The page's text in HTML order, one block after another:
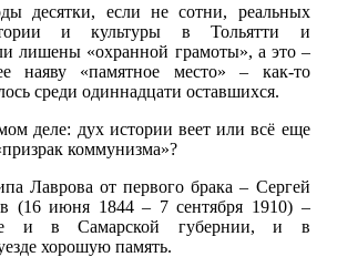
десятки, если не сотни, реальных
и культуры в Тольятти и
лишены «охранной грамоты», а это –
наяву «памятное место» – как-то
среди одиннадцати оставшихся.
деле: дух истории веет или всё еще
коммунизма»?
Лаврова от первого брака – Сергей
(16 июня 1844 – 7 сентября 1910) –
и в Самарской губернии, и в
хорошую память.